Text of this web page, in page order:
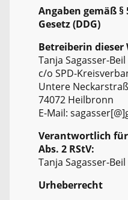
Angaben gemäß
Gesetz (DDG)
Betreiberin dieser
Tanja Sagasser-Beil
c/o SPD-
Untere
74072 Heilbronn
E-Mail:
Verantwortlich
Abs. 2 RStV:
Tanja Sagasser-Beil
Urheberrecht